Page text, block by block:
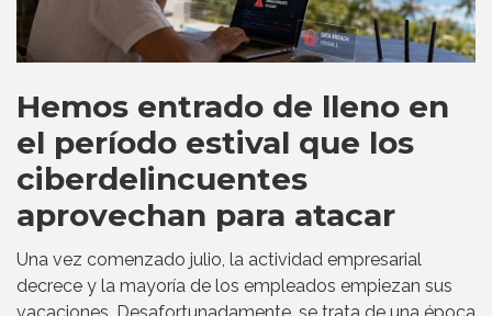
Hemos entrado de lleno en
el período estival que los
ciberdelincuentes
aprovechan para atacar
Una vez comenzado julio, la actividad empresarial
decrece y la mayoría de los empleados empiezan sus